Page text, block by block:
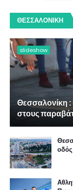
ΘΕΣΣΑΛΟΝΙΚΗ
slideshow
Θεσσαλονίκη :
στους